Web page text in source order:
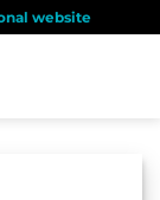
website